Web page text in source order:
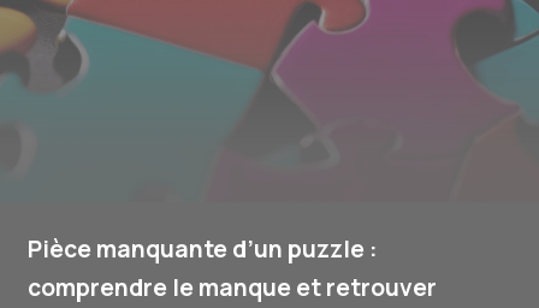
Pièce manquante d’un puzzle :
comprendre le manque et retrouver